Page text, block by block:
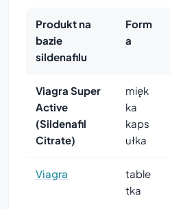
Produkt na
bazie
sildenafilu
Form
a
Viagra Super
Active
(Sildenafil
Citrate)
mięk
ka
kaps
ułka
Viagra
table
tka